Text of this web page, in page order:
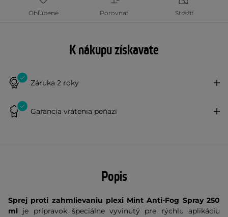
Obľúbené Porovnať Strážiť
K nákupu získavate
Záruka 2 roky
Garancia vrátenia peňazí
Popis
Sprej proti zahmlievaniu plexi Mint Anti-Fog Spray 250
ml je prípravok špeciálne vyvinutý pre rýchlu aplikáciu